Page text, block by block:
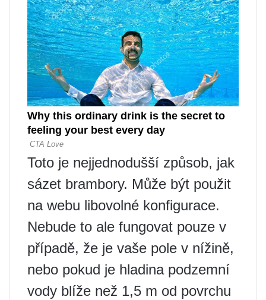
Toto je nejjednodušší způsob, jak
sázet brambory. Může být použit
na webu libovolné konfigurace.
Nebude to ale fungovat pouze v
případě, že je vaše pole v nížině,
nebo pokud je hladina podzemní
vody blíže než 1,5 m od povrchu